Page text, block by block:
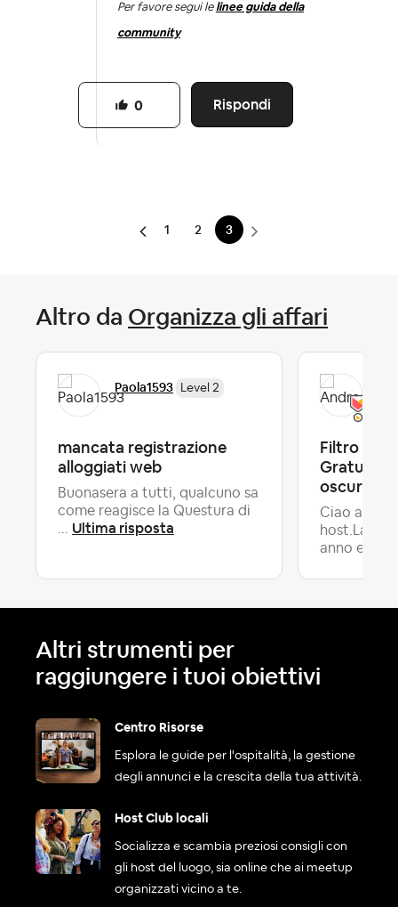
Per favore segui le linee guida della
community
Rispondi
0
1 2 3
Altro da Organizza gli affari
Paola1593 Level 2
mancata registrazione
alloggiati web
Buonasera a tutti, qualcuno sa
come reagisce la Questura di
Ultima risposta
Filtro
Gratuita:
oscura se
Ciao a
anno e m...
Altri strumenti per
raggiungere i tuoi obiettivi
Centro Risorse
Esplora le guide per l'ospitalità, la gestione
degli annunci e la crescita della tua attività.
Host Club locali
Socializza e scambia preziosi consigli con
gli host del luogo, sia online che ai meetup
organizzati vicino a te.